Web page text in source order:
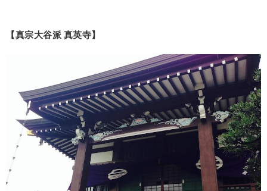
【真宗大谷派 真英寺】